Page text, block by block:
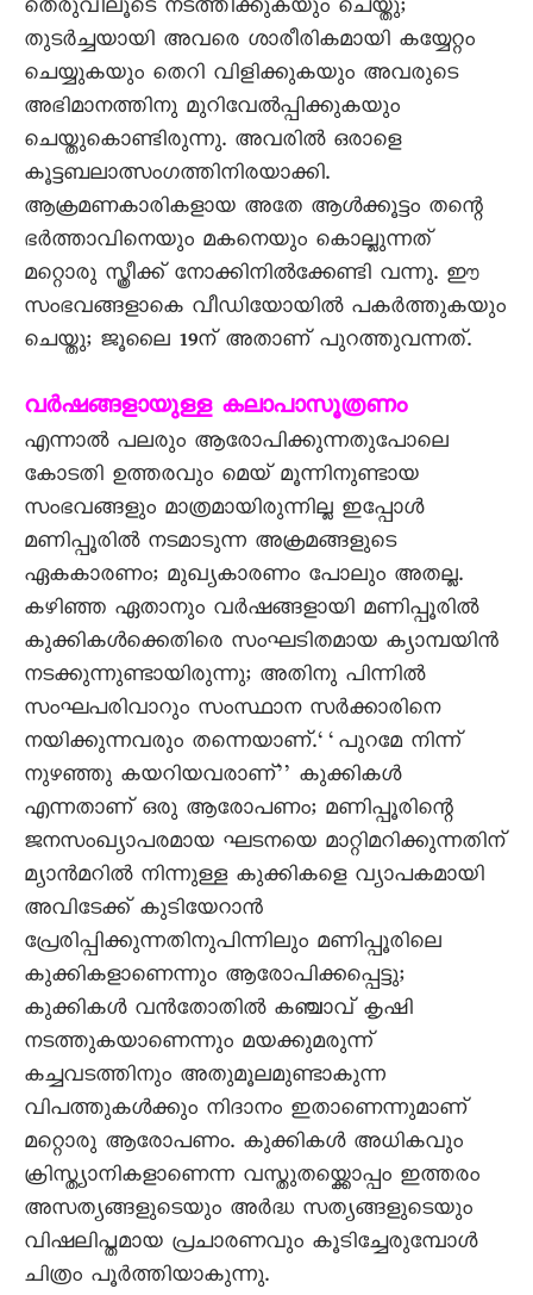
തെരുവിലൂടെ നടത്തിക്കുകയും ചെയ്തു;
തുടർച്ചയായി അവരെ ശാരീരികമായി കയ്യേറ്റം
ചെയ്യുകയും തെറി വിളിക്കുകയും അവരുടെ
അഭിമാനത്തിനു മുറിവേൽപ്പിക്കുകയും
ചെയ്തുകൊണ്ടിരുന്നു. അവരിൽ ഒരാളെ
കൂട്ടബലാത്സംഗത്തിനിരയാക്കി.
ആക്രമണകാരികളായ അതേ ആൾക്കൂട്ടം തന്റെ
ഭർത്താവിനെയും മകനെയും കൊല്ലുന്നത്
മറ്റൊരു സ്ത്രീക്ക് നോക്കിനിൽക്കേണ്ടി വന്നു. ഈ
സംഭവങ്ങളാകെ വീഡിയോയിൽ പകർത്തുകയും
ചെയ്തു; ജൂലൈ 19ന് അതാണ് പുറത്തുവന്നത്.
വർഷങ്ങളായുള്ള കലാപാസൂത്രണം
എന്നാൽ പലരും ആരോപിക്കുന്നതുപോലെ
കോടതി ഉത്തരവും മെയ് മൂന്നിനുണ്ടായ
സംഭവങ്ങളും മാത്രമായിരുന്നില്ല ഇപ്പോൾ
മണിപ്പൂരിൽ നടമാടുന്ന അക്രമങ്ങളുടെ
ഏകകാരണം; മുഖ്യകാരണം പോലും അതല്ല.
കഴിഞ്ഞ ഏതാനും വർഷങ്ങളായി മണിപ്പൂരിൽ
കുക്കികൾക്കെതിരെ സംഘടിതമായ ക്യാമ്പയിൻ
നടക്കുന്നുണ്ടായിരുന്നു; അതിനു പിന്നിൽ
സംഘപരിവാറും സംസ്ഥാന സർക്കാരിനെ
നയിക്കുന്നവരും തന്നെയാണ്.‘‘പുറമേ നിന്ന്
നുഴഞ്ഞു കയറിയവരാണ്’’ കുക്കികൾ
എന്നതാണ് ഒരു ആരോപണം; മണിപ്പൂരിന്റെ
ജനസംഖ്യാപരമായ ഘടനയെ മാറ്റിമറിക്കുന്നതിന്
മ്യാൻമറിൽ നിന്നുള്ള കുക്കികളെ വ്യാപകമായി
അവിടേക്ക് കുടിയേറാൻ
പ്രേരിപ്പിക്കുന്നതിനുപിന്നിലും മണിപ്പൂരിലെ
കുക്കികളാണെന്നും ആരോപിക്കപ്പെട്ടു;
കുക്കികൾ വൻതോതിൽ കഞ്ചാവ് കൃഷി
നടത്തുകയാണെന്നും മയക്കുമരുന്ന്
കച്ചവടത്തിനും അതുമൂലമുണ്ടാകുന്ന
വിപത്തുകൾക്കും നിദാനം ഇതാണെന്നുമാണ്
മറ്റൊരു ആരോപണം. കുക്കികൾ അധികവും
ക്രിസ്ത്യാനികളാണെന്ന വസ്തുതയ്ക്കൊപ്പം ഇത്തരം
അസത്യങ്ങളുടെയും അർദ്ധ സത്യങ്ങളുടെയും
വിഷലിപ്തമായ പ്രചാരണവും കൂടിച്ചേരുമ്പോൾ
ചിത്രം പൂർത്തിയാകുന്നു.